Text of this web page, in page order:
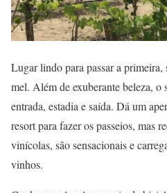
Lugar lindo para passar a
mel. Além de exuberante beleza, o
entrada, estadia e saída. Dá um
resort para fazer os passeios, mas
vinícolas, são sensacionais e
vinhos.